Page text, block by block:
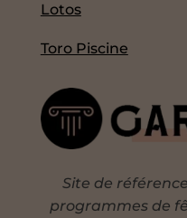
Lotos
Toro Piscine
Site de
programmes de